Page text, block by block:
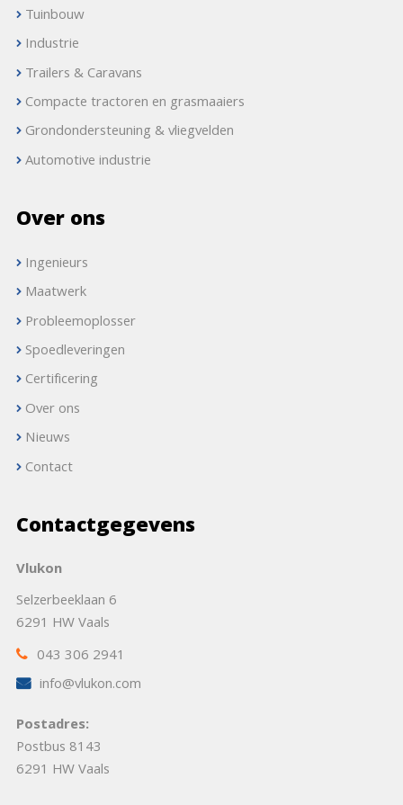
Tuinbouw
Industrie
Trailers & Caravans
Compacte tractoren en grasmaaiers
Grondondersteuning & vliegvelden
Automotive industrie
Over ons
Ingenieurs
Maatwerk
Probleemoplosser
Spoedleveringen
Certificering
Over ons
Nieuws
Contact
Contactgegevens
Vlukon
Selzerbeeklaan 6
6291 HW Vaals
043 306 2941
info@vlukon.com
Postadres:
Postbus 8143
6291 HW Vaals